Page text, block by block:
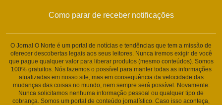
Como parar de receber notificações
O Jornal O Norte é um portal de notícias e tendências que tem a missão de
oferecer descobertas legais aos seus leitores. Nunca iremos exigir de você
que pague qualquer valor para liberar produtos (mesmo conteúdos). Somos
100% gratuitos. Nós fazemos o possível para manter todas as informações
atualizadas em nosso site, mas em consequência da velocidade das
mudanças das coisas no mundo, nem sempre será possível. Novamente:
Nunca solicitamos nenhuma informação pessoal ou qualquer tipo de
cobrança. Somos um portal de conteúdo jornalístico. Caso isso aconteça,